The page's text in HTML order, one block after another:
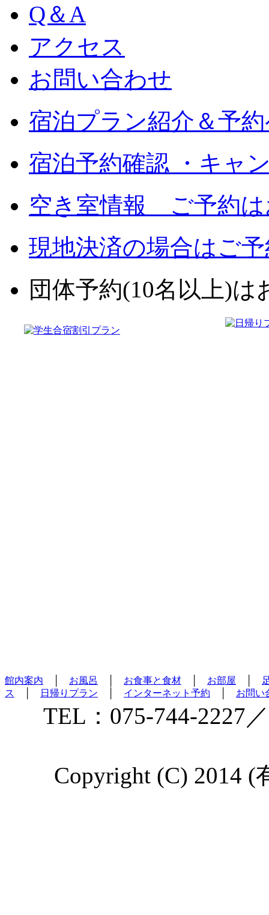
Q＆A
アクセス
お問い合わせ
宿泊プラン紹介＆予
宿泊予約確認 ・キャ
空き室情報 ご予約は
現地決済の場合はご
団体予約(10名以上)は
館内案内 お風呂 お食事と食材 お部屋
ス
日帰りプラン インターネット予約 お問い
TEL：075-744-2227
Copyright (C) 2014 (